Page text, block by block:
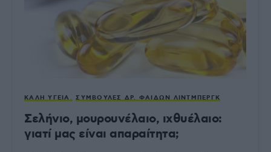
ΚΑΛΉ ΥΓΕΊΑ ΣΥΜΒΟΥΛΈΣ ΔΡ. ΦΑΊΔΩΝ ΛΊΝΤΜΠΕΡΓΚ
Σελήνιο, μουρουνέλαιο, ιχθυέλαιο:
γιατί μας είναι απαραίτητα;